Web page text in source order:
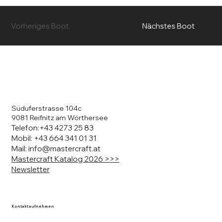
Vorheriges Boot Nächstes Boot
Süduferstrasse 104c
9081 Reifnitz am Wörthersee
Telefon:+43 4273 25 83
Mobil: +43 664 341 01 31
Mail: info@mastercraft.at
Mastercraft Katalog 2026 >>>
Newsletter
Kontakt aufnehmen